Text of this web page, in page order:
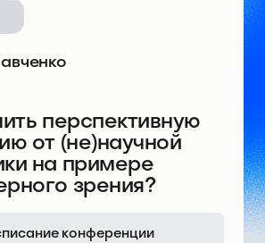
перспективную
от (не)научной
на примере
зрения?
конференции